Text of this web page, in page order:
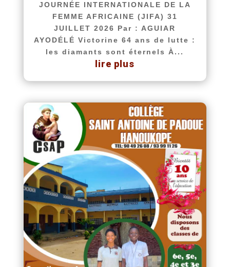
JOURNÉE INTERNATIONALE DE LA
FEMME AFRICAINE (JIFA) 31
JUILLET 2026 Par : AGUIAR
AYODÉLÉ Victorine 64 ans de lutte :
les diamants sont éternels À...
lire plus